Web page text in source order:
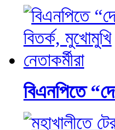
বিএনপিতে